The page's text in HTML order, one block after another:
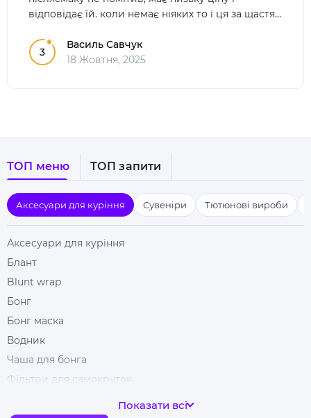
відповідає їй. коли немає ніяких то і ця за щастя.
3
Василь Савчук
18 Жовтня, 2025
ТОП меню ТОП запити
Аксесуари для куріння Сувеніри Тютюнові вироби
Аксесуари для куріння
Блант
Blunt wrap
Бонг
Бонг маска
Водник
Чаша для бонга
Фільтри для самокруток
Показати всі